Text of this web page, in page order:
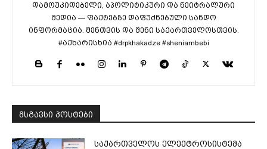
დამოუკიდებელი, აპოლიტიკური და ნეიტრალური
მედია — ფაქტებზე დაფუძნებული სანდო
ინფორმაცია. შენთვის და შენი საქართველოსთვის.
#აქხარისხია #drpkhakadze #sheniambebi
მსგავსი პოსტები
საქართველოს ელექტროსისტემა